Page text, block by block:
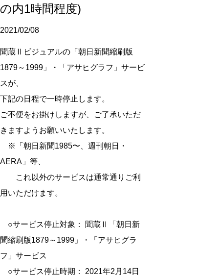
の内1時間程度)
2021/02/08
聞蔵Ⅱビジュアルの「朝日新聞縮刷版
1879～1999」・「アサヒグラフ」サービ
スが、
下記の日程で一時停止します。
ご不便をお掛けしますが、ご了承いただ
きますようお願いいたします。
※「朝日新聞1985〜、週刊朝日・
AERA」等、
これ以外のサービスは通常通りご利
用いただけます。
○サービス停止対象： 聞蔵Ⅱ「朝日新
聞縮刷版1879～1999」・「アサヒグラ
フ」サービス
○サービス停止時期： 2021年2月14日